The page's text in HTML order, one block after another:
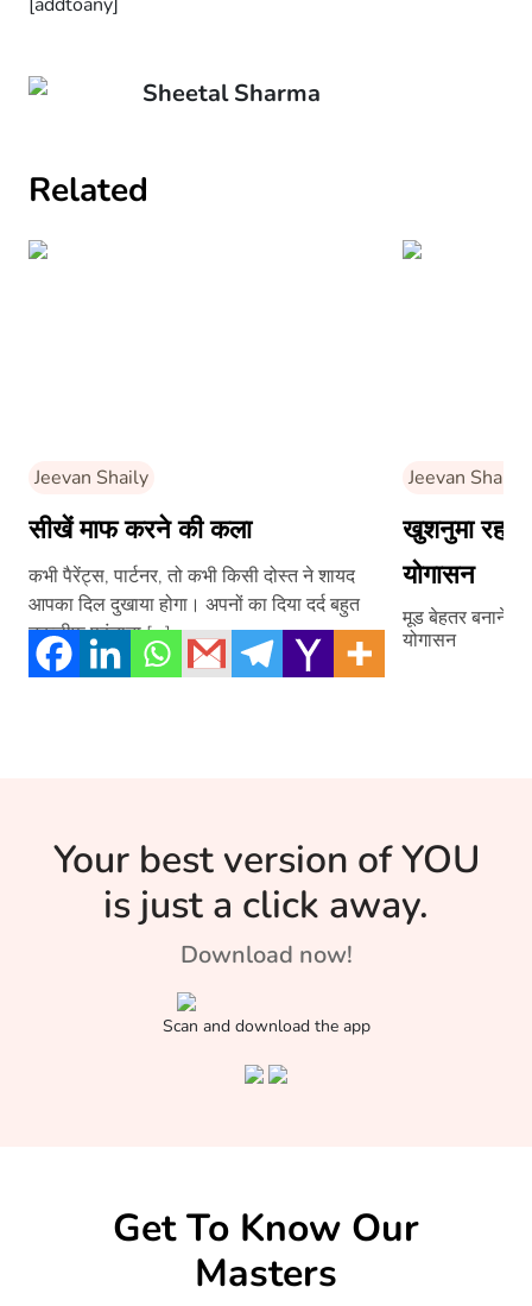
Sheetal Sharma
Related
Jeevan Shaily
सीखें माफ करने की कला
कभी पैरेंट्स, पार्टनर, तो कभी किसी दोस्त ने शायद
आपका दिल दुखाया होगा। अपनों का दिया दर्द बहुत
तकलीफ पहुंचाता […]
Jeevan Shaily
खुशनुमा रहने
योगासन
मूड बेहतर बनाने के
योगासन
Your best version of YOU
is just a click away.
Download now!
Scan and download the app
Get To Know Our
Masters